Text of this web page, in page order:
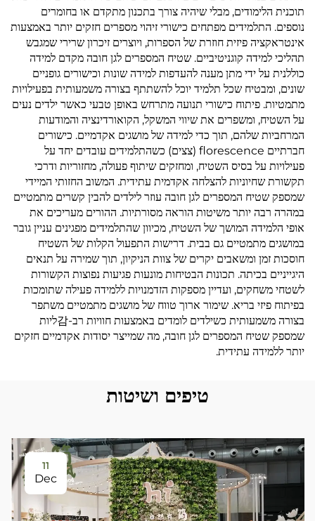
תוכנית הלימודים, מבלי שיהיה צורך בתכנון מתקדם או בחומרים
נוספים. התלמידים מפתחים כישורי זיהוי מספרים חזקים יותר באמצעות
אינטראקציה פיזית חוזרת של הספרות, ויוצרים זיכרון שרירי שמגבש
תהליכי למידה קוגניטיביים. שטיח המספרים לגן חובה מקדם למידה
כוללנית על ידי מתן מענה להעדפות למידה שונות וכישורים גופניים
שונים, ומבטיח שכל תלמיד יוכל להשתתף בצורה משמעותית בפעילויות
מתמטיות. פיתוח כישורי תנועה מתרחש באופן טבעי כאשר ילדים נעים
על השטיח, ומשפרים את שיווי המשקל, הקואורדינציה והמודעות
המרחביות שלהם, תוך כדי למידה של מושגים אקדמיים. כישורים
חברתיים florescence (צצים) כשהתלמידים עובדים יחד על
פעילויות על בסיס השטיח, ומחזקים שיתוף פעולה, מחזוריות ודרכי
תקשורת שחיוניות להצלחה אקדמית עתידית. המשוב החזותי המיידי
שמספק שטיח המספרים לגן חובה עוזר לילדים להבין קשרים מתמטיים
במהרה רבה יותר משיטות הוראה מסורתיות. ההורים מעריכים את
אופי הלמידה המושך של השטיח, מכיוון שהתלמידים מפגינים עניין גובר
במושגים מתמטיים גם בבית. דרישות התפעול הקלות של השטיח
חוסכות זמן ומשאבים יקרים של צוות הניקיון, תוך שמירה על תנאים
היגייניים בכיתה. תכונות הבטיחות מונעות פגיעות נפוצות הקשורות
לשטחי משחקים, ועדיין מספקות הזדמנויות ללמידה פעילה שתומכות
בפיתוח פיזי בריא. שימור ארוך טווח של מושגים מתמטיים משתפר
בצורה משמעותית כשילדים לומדים באמצעות חוויות רב-감ליות
שמספק שטיח המספרים לגן חובה, מה שמייצר יסודות אקדמיים חזקים
יותר ללמידה עתידית.
טיפים ושיטות
11
Dec